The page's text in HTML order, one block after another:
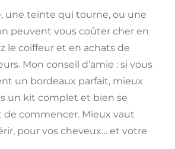
une teinte qui tourne, ou une
peuvent vous coûter cher en
le coiffeur et en achats de
Mon conseil d’amie : si vous
un bordeaux parfait, mieux
un kit complet et bien se
de commencer. Mieux vaut
pour vos cheveux… et votre